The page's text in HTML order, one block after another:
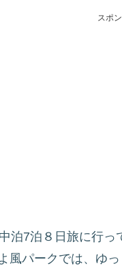
スポ
7泊８日旅に行っ
風パークでは、ゆ